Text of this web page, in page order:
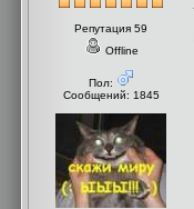
Репутация 59
Offline
Пол:
Сообщений: 1845